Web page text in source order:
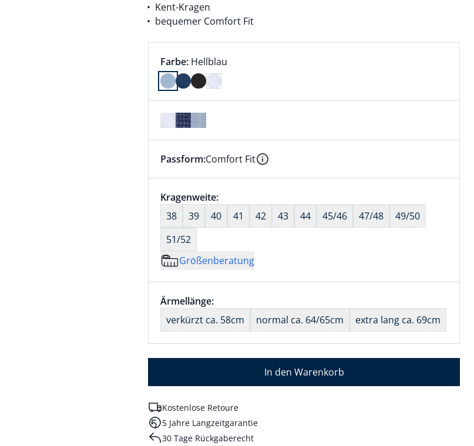
Kent-Kragen
bequemer Comfort Fit
Farbauswahl:
Farbe: aktuell ausgewählt:
Hellblau
Farbe Hellblau ausgewählt
Dieser Artikel hat die Passform Comfort Fit. für Informationen zu
Passform:Comfort Fit Information
Größenauswahl:
Kragenweite:nichts ausgewählt
38
39 40 41 42 43 44 45/46 47/48
49/50
51/52
Größenberatung
Größenauswahl:
Ärmellänge:nichts ausgewählt
verkürzt ca. 58cm
normal ca. 64/65cm extra lang ca. 69cm
In den Warenkorb
Kostenlose Retoure
5 Jahre Langzeitgarantie
30 Tage Rückgaberecht